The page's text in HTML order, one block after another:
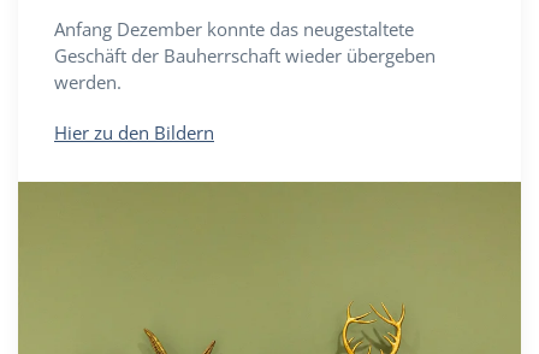
Anfang Dezember konnte das neugestaltete
Geschäft der Bauherrschaft wieder übergeben
werden.
Hier zu den Bildern